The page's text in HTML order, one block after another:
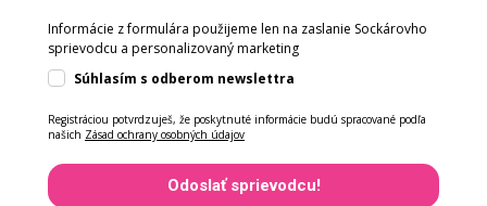
Informácie z formulára použijeme len na zaslanie Sockárovho
sprievodcu a personalizovaný marketing
Súhlasím s odberom newslettra
Registráciou potvrdzuješ, že poskytnuté informácie budú spracované podľa
našich Zásad ochrany osobných údajov
Odoslať sprievodcu!